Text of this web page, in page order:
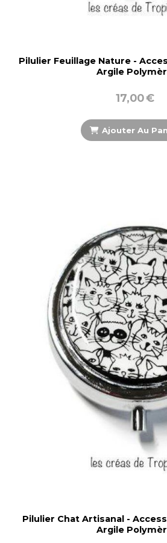
Pilulier Feuillage Nature -
Argile
17,00€
Ajouter Au
Pilulier Chat Artisanal -
Argile